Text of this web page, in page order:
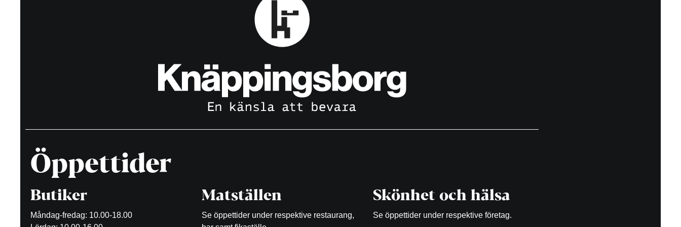
Öppettider
Butiker
Måndag-fredag: 10.00-18.00
Matställen
Se öppettider under respektive restaurang,
Skönhet och hälsa
Se öppettider under respektive företag.